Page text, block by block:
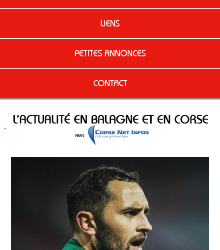
LIENS
PETITES ANNONCES
CONTACT